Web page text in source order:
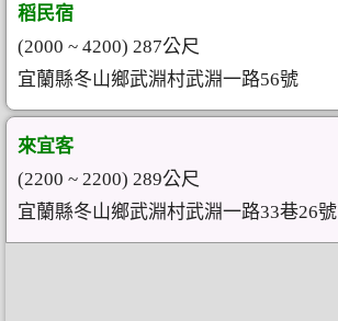
稻民宿
(2000 ~ 4200) 287公尺
宜蘭縣冬山鄉武淵村武淵一路56號
來宜客
(2200 ~ 2200) 289公尺
宜蘭縣冬山鄉武淵村武淵一路33巷26號